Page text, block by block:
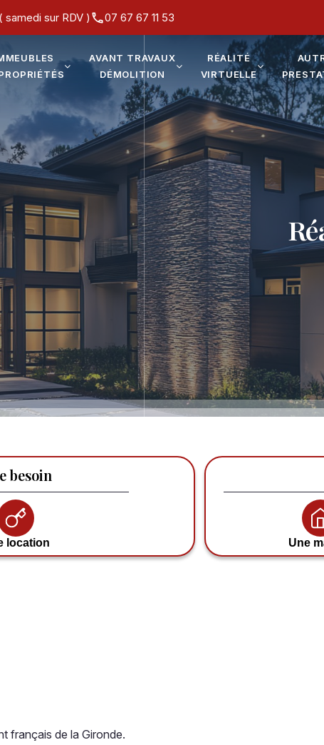
samedi sur RDV ) 07 67 67 11 53
AVANT TRAVAUX
DÉMOLITION
RÉALITÉ
VIRTUELLE
besoin
location Une
français de la Gironde.